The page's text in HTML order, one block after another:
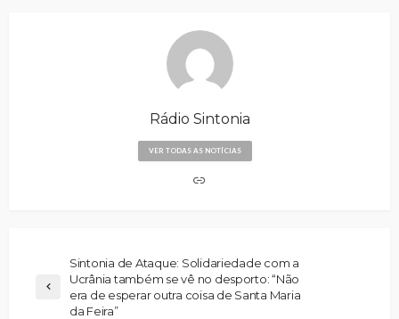
Rádio Sintonia
VER TODAS AS NOTÍCIAS
Sintonia de Ataque: Solidariedade com a
Ucrânia também se vê no desporto: “Não
era de esperar outra coisa de Santa Maria
da Feira”